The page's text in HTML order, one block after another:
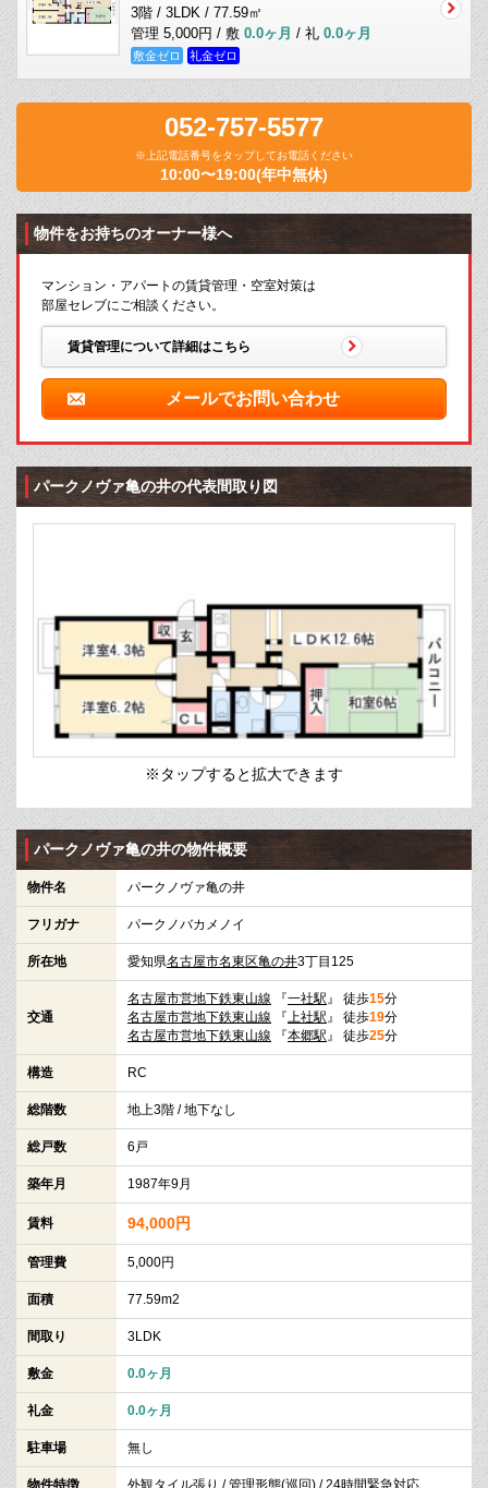
3階 / 3LDK / 77.59㎡
管理 5,000円 / 敷 0.0ヶ月 / 礼 0.0ヶ月
敷金ゼロ 礼金ゼロ
052-757-5577
※上記電話番号をタップしてお電話ください
10:00〜19:00(年中無休)
物件をお持ちのオーナー様へ
マンション・アパートの賃貸管理・空室対策は
部屋セレブにご相談ください。
賃貸管理について詳細はこちら
メールでお問い合わせ
パークノヴァ亀の井の代表間取り図
※タップすると拡大できます
パークノヴァ亀の井の物件概要
物件名 パークノヴァ亀の井
フリガナ パークノバカメノイ
所在地 愛知県名古屋市名東区亀の井3丁目125
交通
名古屋市営地下鉄東山線 『一社駅 』 徒歩15分
名古屋市営地下鉄東山線 『 上社駅 』 徒歩19分
名古屋市営地下鉄東山線 『本郷駅 』 徒歩25分
構造 RC
総階数 地上3階 / 地下なし
総戸数 6戸
築年月 1987年9月
賃料 94,000円
管理費 5,000円
面積 77.59m2
間取り 3LDK
敷金 0.0ヶ月
礼金 0.0ヶ月
駐車場 無し
物件特徴 外観タイル張り / 管理形態(巡回) / 24時間緊急対応